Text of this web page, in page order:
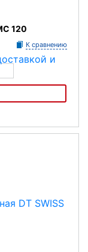
120
К сравнению